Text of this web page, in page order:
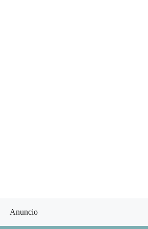
Anuncio